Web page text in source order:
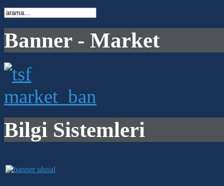
Banner - Market
Bilgi Sistemleri